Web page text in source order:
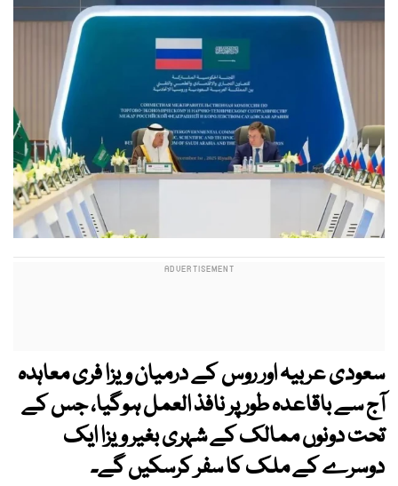
سعودی عربیہ اور روس کے درمیان ویزا فری معاہدہ
آج سے باقاعدہ طور پر نافذ العمل ہوگیا، جس کے
تحت دونوں ممالک کے شہری بغیر ویزا ایک
دوسرے کے ملک کا سفر کرسکیں گے۔